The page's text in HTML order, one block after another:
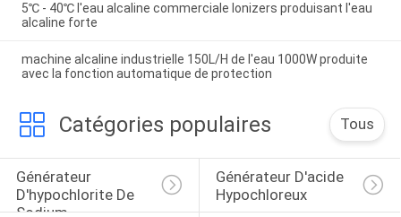
5℃ - 40℃ l'eau alcaline commerciale Ionizers produisant l'eau
alcaline forte
machine alcaline industrielle 150L/H de l'eau 1000W produite
avec la fonction automatique de protection
Catégories populaires Tous
Générateur
D'hypochlorite De
Sodium
Générateur D'acide
Hypochloreux